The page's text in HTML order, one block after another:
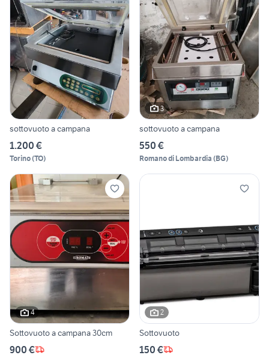
sottovuoto a campana
1.200 €
Torino(TO)
3
sottovuoto a campana
550 €
Romano di Lombardia (BG)
4
Sottovuoto a campana 30cm
900 €
2
Sottovuoto
150 €